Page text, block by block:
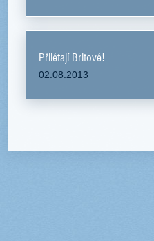
Přilétají Britové!
02.08.2013